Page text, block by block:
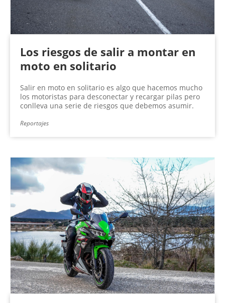
Los riesgos de salir a montar en
moto en solitario
Salir en moto en solitario es algo que hacemos mucho
los motoristas para desconectar y recargar pilas pero
conlleva una serie de riesgos que debemos asumir.
Reportajes